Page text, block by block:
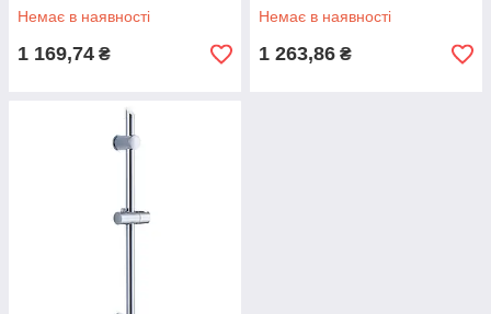
Немає в наявності
1 169,74 ₴
Немає в наявності
1 263,86 ₴